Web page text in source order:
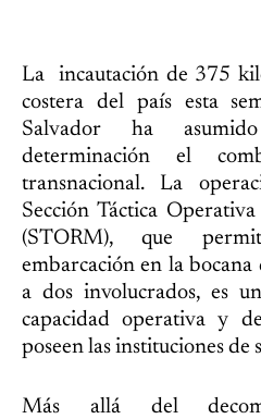
La incautación de 375
costera del país esta
Salvador ha
determinación el
transnacional. La
Sección Táctica
(STORM), que
embarcación en la
a dos involucrados, es
capacidad operativa y
poseen las instituciones de
Más allá del